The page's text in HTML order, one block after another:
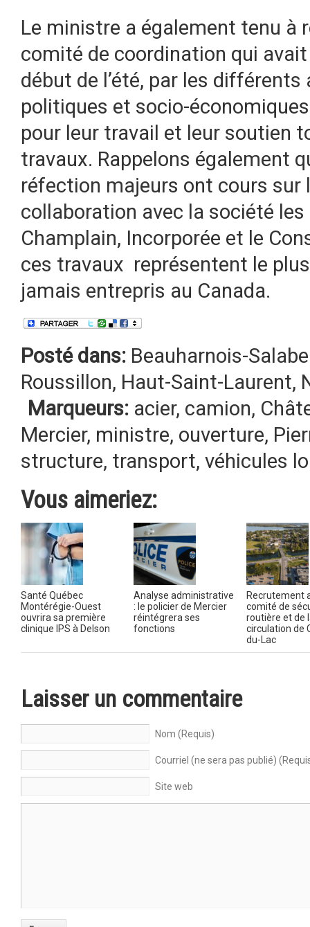
Le ministre a également tenu à
comité de coordination qui
début de l’été, par les différents
politiques et socio-
pour leur travail et leur soutien
travaux. Rappelons également
réfection majeurs ont cours sur
collaboration avec la société
Champlain, Incorporée et le
ces travaux représentent le
jamais entrepris au Canada.
Posté dans: Beauharnois-
Roussillon, Haut-Saint-Laurent,
Marqueurs: acier, camion,
Mercier, ministre, ouverture,
structure, transport, véhicules
Vous aimeriez:
Santé Québec
Montérégie-Ouest
ouvrira sa première
clinique IPS à Delson
Analyse administrative
: le policier de Mercier
réintégrera ses
fonctions
Recrutement
comité de
routière et de
circulation de
du-Lac
Laisser un commentaire
Nom (Requis)
Courriel (ne sera pas publié)
Site web